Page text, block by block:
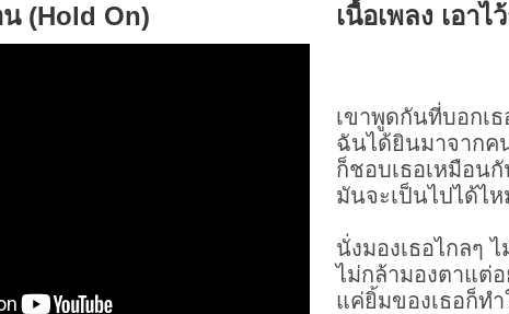
น (Hold On) เนื้อเพลง เอา
เขาพูดกันที่บอกเ
ฉันได้ยินมาจากค
ก็ชอบเธอเหมือน
มันจะเป็นไปได้ไห
นั่งมองเธอไกลๆ
ไม่กล้ามองตาแต่
แค่ยิ้มของเธอก็ท